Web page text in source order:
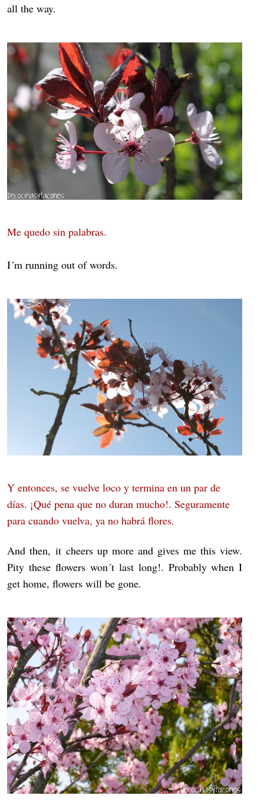
all the way.
Me quedo sin palabras.
I´m running out of words.
Y entonces, se vuelve loco y termina en un par de
días. ¡Qué pena que no duran mucho!. Seguramente
para cuando vuelva, ya no habrá flores.
And then, it cheers up more and gives me this view.
Pity these flowers won´t last long!. Probably when I
get home, flowers will be gone.